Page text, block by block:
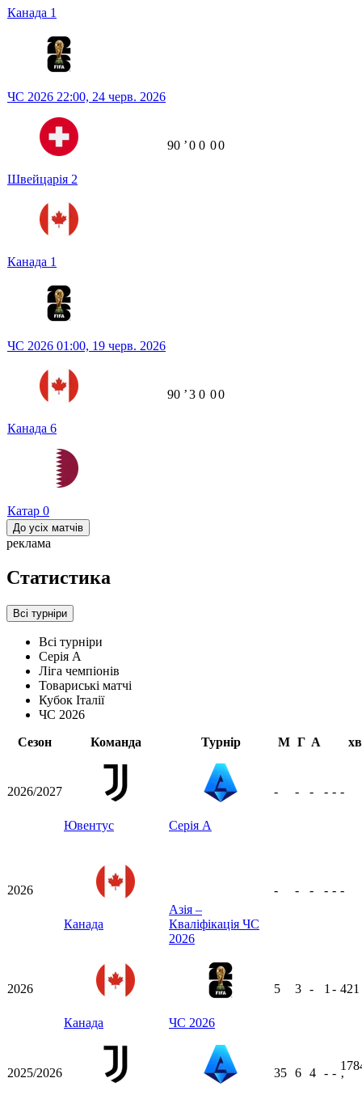
Канада 1
ЧС 2026 22:00, 24 черв. 2026
Швейцарія 2
Канада 1
90 ʼ0 0 00
ЧС 2026 01:00, 19 черв. 2026
Канада 6
Катар 0
90 ʼ3 0 00
До усіх матчів
реклама
Статистика
Всі турніри
Всі турніри
Серія А
Ліга чемпіонів
Товариські матчі
Кубок Італії
ЧС 2026
Сезон
Команда Турнір М Г А хв
2026/2027
Ювентус Серія А
- - - - - -
2026
Канада
Азія –
Кваліфікація ЧС
2026
- - - - - -
2026
Канада ЧС 2026
5 3 - 1 - 421
2025/2026 35 6 4 - -
ʼ